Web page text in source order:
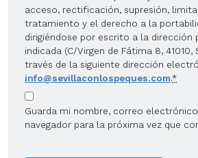
acceso, rectificación, supresión,
tratamiento y el derecho a la
dirigiéndose por escrito a la dirección
indicada (C/Virgen de Fátima 8, 41010,
través de la siguiente dirección
info@sevillaconlospeques.com.*
Guarda mi nombre, correo
navegador para la próxima vez que